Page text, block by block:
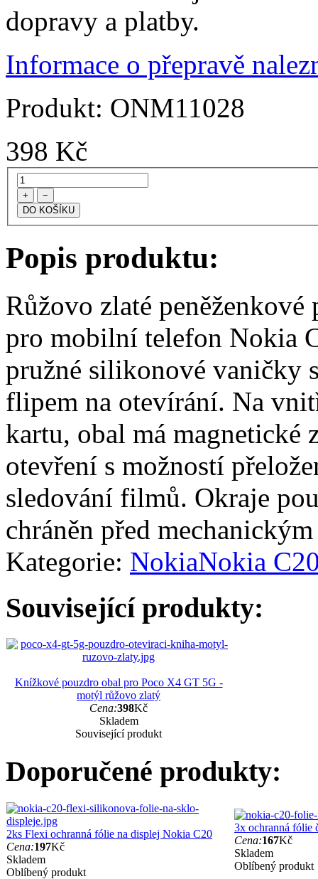
dopravy a platby.
Informace o přepravě
Produkt: ONM11028
398 Kč
+ −
Popis produktu:
Růžovo zlaté
pro mobilní telefon Nokia
pružné silikonové vaničky
flipem na otevírání. Na
kartu, obal má magnetické
otevření s možností
sledování filmů. Okraje
chráněn před
Kategorie: NokiaNokia
Související produkty:
Knížkové pouzdro obal pro Poco X4 GT 5G -
motýl růžovo zlatý
Cena:398Kč
Skladem
Související produkt
Doporučené produkty:
2ks Flexi ochranná fólie na displej Nokia C20
Cena:197Kč
Skladem
Oblíbený produkt
3x ochranná fólie
Cena:167Kč
Skladem
Oblíbený produkt